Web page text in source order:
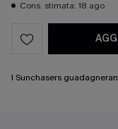
Cons. stimata: 18 ago
I Sunchasers